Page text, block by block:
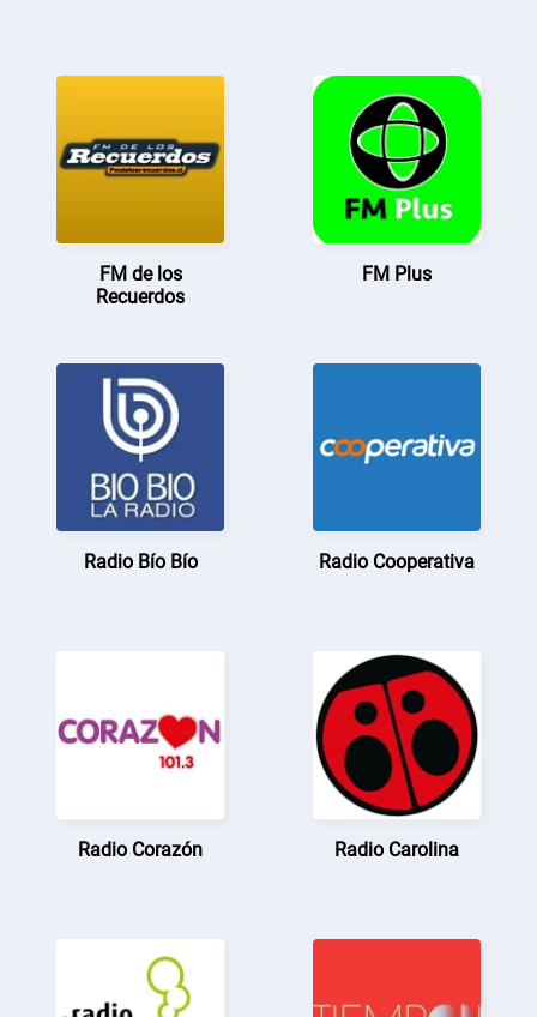
FM de los
Recuerdos
FM Plus
Radio Bío Bío Radio Cooperativa
Radio Corazón Radio Carolina